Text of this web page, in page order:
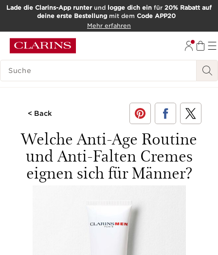
WEITER ZUM INHALT
Lade die Clarins-App runterund logge dich ein für 20% Rabatt auf
deine erste Bestellungmit dem Code APP20
Mehr erfahren
SUCH-HISTORIE
< Back
Welche Anti-Age Routine
und Anti-Falten Cremes
eignen sich für Männer?